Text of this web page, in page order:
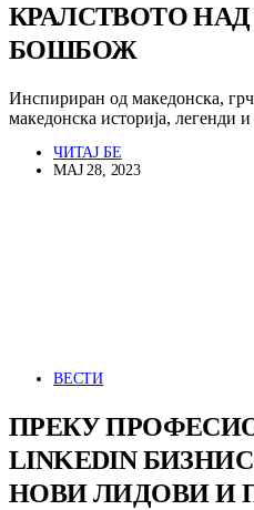
КРАЛСТВОТО
БОШБОЖ
Инспириран од македонска,
македонска историја, легенди
ЧИТАЈ БЕ
МАЈ 28, 2023
ВЕСТИ
ПРЕКУ
LINKEDIN
НОВИ ЛИДОВИ И